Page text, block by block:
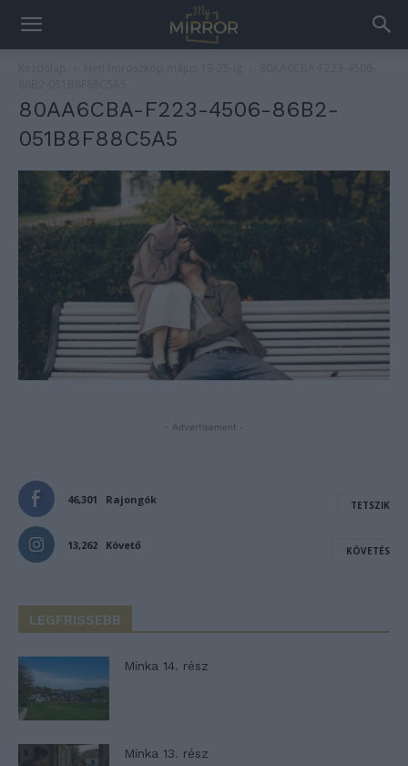
80AA6CBA-F223-4506-86B2-
051B8F88C5A5
- Advertisement -
46,301 Rajongók TETSZIK
13,262 Követő KÖVETÉS
LEGFRISSEBB
Minka 14. rész
Minka 13. rész